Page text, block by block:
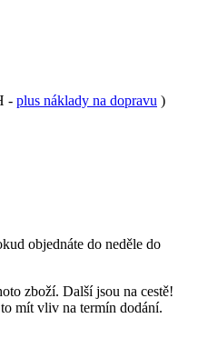
- plus náklady na dopravu )
objednáte do neděle do
zboží. Další jsou na cestě!
mít vliv na termín dodání.